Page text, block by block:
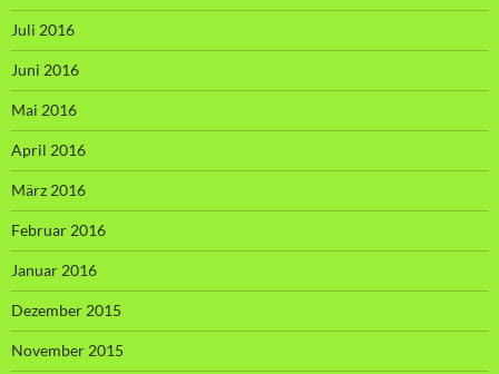
Juli 2016
Juni 2016
Mai 2016
April 2016
März 2016
Februar 2016
Januar 2016
Dezember 2015
November 2015